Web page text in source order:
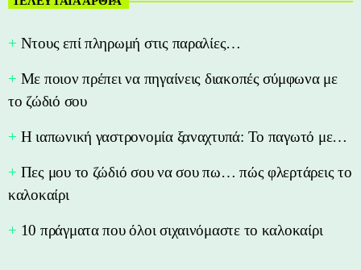
Nτους επί πληρωμή στις παραλίες…
Με ποιον πρέπει να πηγαίνεις διακοπές σύμφωνα με
το ζώδιό σου
Η ιαπωνική γαστρονομία ξαναχτυπά: Το παγωτό με…
Πες μου το ζώδιό σου να σου πω… πώς φλερτάρεις το
καλοκαίρι
10 πράγματα που όλοι σιχαινόμαστε το καλοκαίρι